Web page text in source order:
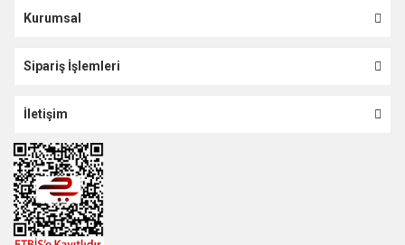
Kurumsal
Sipariş İşlemleri
İletişim